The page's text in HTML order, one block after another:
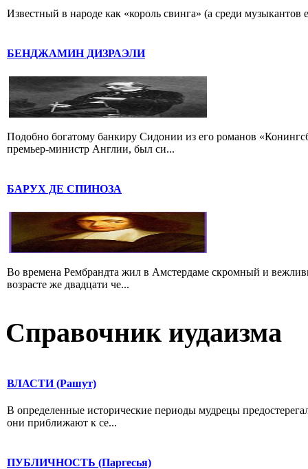
Известный в народе как «король свинга» (а среди
БЕНДЖАМИН ДИЗРАЭЛИ
Подобно богатому банкиру Сидонии из его романов
премьер-министр Англии, был си...
БАРУХ ДЕ СПИНОЗА
Во времена Рембрандта жил в Амстердаме скромный и
возрасте же двадцати че...
Справочник иудаизма
ВЛАСТИ (Рашут)
В определенные исторические периоды мудрецы
они приближают к се...
ПУБЛИЧНОСТЬ (Паргесья)